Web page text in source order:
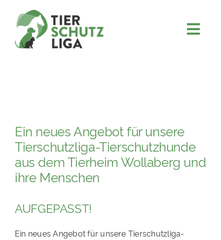
content
FÖRDERN & VERERBEN
KOOPERATIONEN
4KIDS
TIERHEIME
PATENSCHAFTEN
Ein neues Angebot für unsere
Tierschutzliga-Tierschutzhunde
aus dem Tierheim Wollaberg und
ihre Menschen
AUFGEPASST!
Ein neues Angebot für unsere Tierschutzliga-